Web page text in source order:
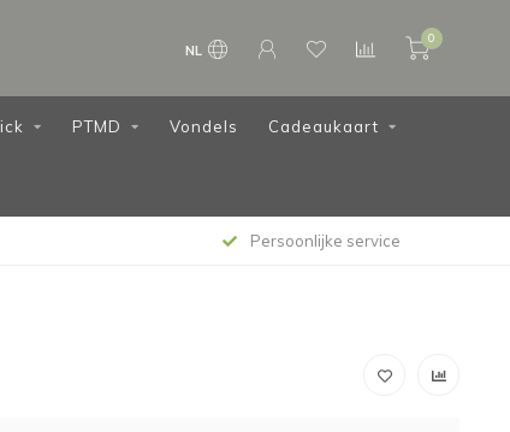
NL
0
PTMD Vondels Cadeaukaart
Persoonlijke service